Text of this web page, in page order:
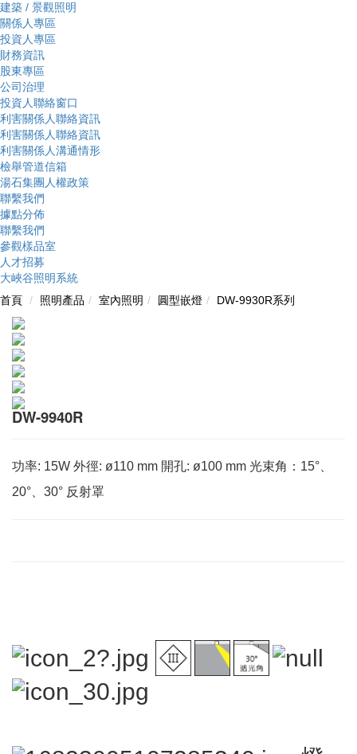
建築 / 景觀照明
關係人專區
投資人專區
財務資訊
股東專區
公司治理
投資人聯絡窗口
利害關係人聯絡資訊
利害關係人聯絡資訊
利害關係人溝通情形
檢舉管道信箱
湯石集團人權政策
聯繫我們
據點分佈
聯繫我們
參觀樣品室
人才招募
大峽谷照明系統
首頁
照明產品 室內照明 圓型嵌燈 DW-9930R系列
DW-9940R
功率: 15W 外徑: ø110 mm 開孔: ø100 mm 光束角：15°、
20°、30° 反射罩